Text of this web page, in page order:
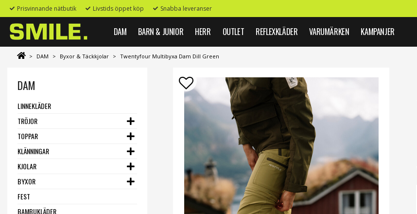
Prisvinnande nätbutik Livstids öppet köp Snabba leveranser
DAM BARN & JUNIOR HERR OUTLET REFLEXKLÄDER VARUMÄRKEN KAMPANJER
> DAM > Byxor & Täckkjolar > Twentyfour Multibyxa Dam Dill Green
DAM
LINNEKLÄDER
TRÖJOR
TOPPAR
KLÄNNINGAR
KJOLAR
BYXOR
FEST
BAMBUKLÄDER